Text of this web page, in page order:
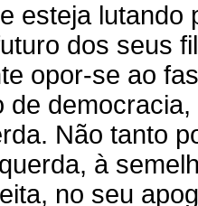
esteja lutando
dos seus
opor-se ao
de
Não tanto
à
no seu